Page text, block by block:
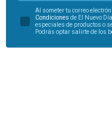
Al someter tu correo
Condiciones de El Nuevo
especiales de productos o
Podrás optar salirte de los